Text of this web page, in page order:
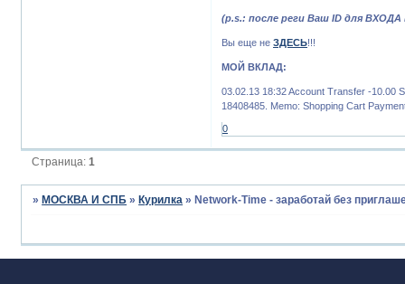
(p.s.: после реги Ваш ID для
Вы еще неЗДЕСЬ!!!
МОЙ ВКЛАД:
03.02.13 18:32 Account Transfer -10.00
18408485. Memo: Shopping Cart
0
Страница:1
» МОСКВА И СПБ » Курилка » Network-Time - заработай без